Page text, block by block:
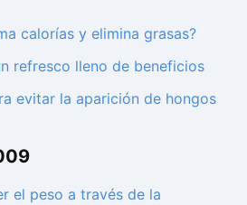
calorías y elimina grasas?
refresco lleno de beneficios
evitar la aparición de hongos
el peso a través de la